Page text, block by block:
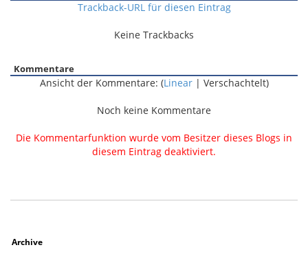
Trackback-URL für diesen Eintrag
Keine Trackbacks
Kommentare
Ansicht der Kommentare: (Linear| Verschachtelt)
Noch keine Kommentare
Die Kommentarfunktion wurde vom Besitzer dieses Blogs in
diesem Eintrag deaktiviert.
Archive